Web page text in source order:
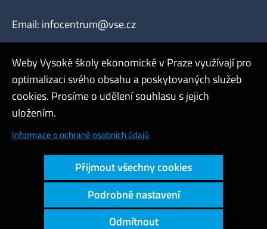
Email: infocentrum@vse.cz
Webmaster
Admin
Cookies a ochrana osobních údajů
Přístupnost webu
Vysoký kontrast
Copyright © 2000 - 2026 Vysoká škola ekonomická v Praze
Weby Vysoké školy ekonomické v Praze využívají pro
optimalizaci svého obsahu a poskytovaných služeb
cookies. Prosíme o udělení souhlasu s jejich
uložením.
Informace o ochraně osobních údajů
Přijmout všechny cookies
Podrobné nastavení
Odmítnout